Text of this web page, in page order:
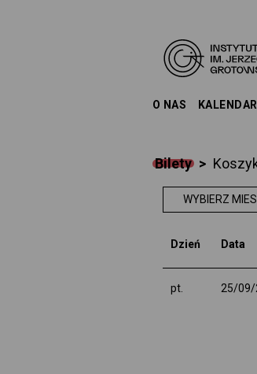
O NAS
Bilety >
WYBIERZ
Dzień Data
pt. 25/09/